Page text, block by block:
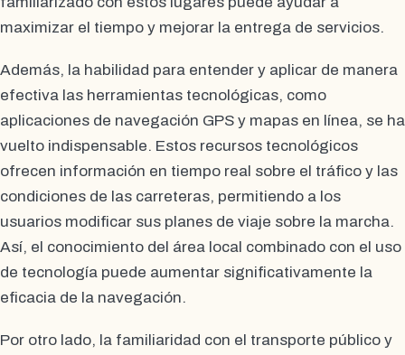
maximizar el tiempo y mejorar la entrega de servicios.
Además, la habilidad para entender y aplicar de manera
efectiva las herramientas tecnológicas, como
aplicaciones de navegación GPS y mapas en línea, se ha
vuelto indispensable. Estos recursos tecnológicos
ofrecen información en tiempo real sobre el tráfico y las
condiciones de las carreteras, permitiendo a los
usuarios modificar sus planes de viaje sobre la marcha.
Así, el conocimiento del área local combinado con el uso
de tecnología puede aumentar significativamente la
eficacia de la navegación.
Por otro lado, la familiaridad con el transporte público y